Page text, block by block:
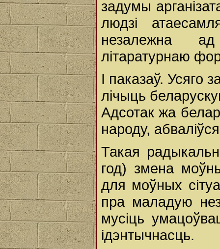
задумы
людзі
незалежна
літаратурнаю
І паказаў. Усяго
лічыць
Адсотак жа
народу,
Такая
год) змена
для моўных
пра маладую
мусіць
ідэнтычнасць.